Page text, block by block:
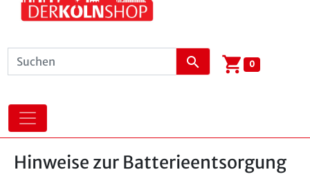
search shopping_cart 0
Hinweise zur Batterieentsorgung